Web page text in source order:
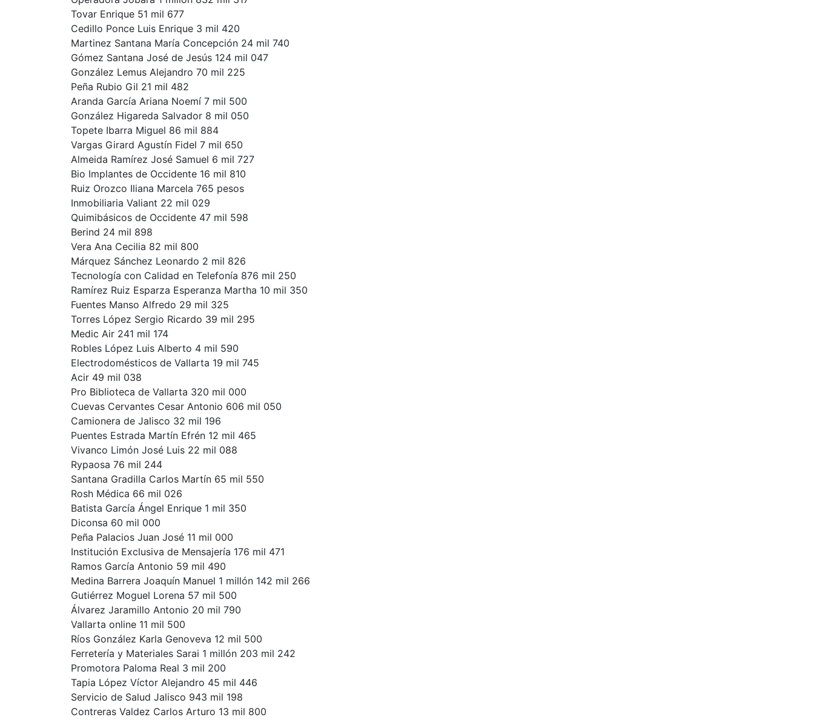
Tovar Enrique 51 mil 677
Cedillo Ponce Luis Enrique 3 mil 420
Martinez Santana María Concepción 24 mil 740
Gómez Santana José de Jesús 124 mil 047
González Lemus Alejandro 70 mil 225
Peña Rubio Gil 21 mil 482
Aranda García Ariana Noemí 7 mil 500
González Higareda Salvador 8 mil 050
Topete Ibarra Miguel 86 mil 884
Vargas Girard Agustín Fidel 7 mil 650
Almeida Ramírez José Samuel 6 mil 727
Bio Implantes de Occidente 16 mil 810
Ruiz Orozco Iliana Marcela 765 pesos
Inmobiliaria Valiant 22 mil 029
Quimibásicos de Occidente 47 mil 598
Berind 24 mil 898
Vera Ana Cecilia 82 mil 800
Márquez Sánchez Leonardo 2 mil 826
Tecnología con Calidad en Telefonía 876 mil 250
Ramírez Ruiz Esparza Esperanza Martha 10 mil 350
Fuentes Manso Alfredo 29 mil 325
Torres López Sergio Ricardo 39 mil 295
Medic Air 241 mil 174
Robles López Luis Alberto 4 mil 590
Electrodomésticos de Vallarta 19 mil 745
Acir 49 mil 038
Pro Biblioteca de Vallarta 320 mil 000
Cuevas Cervantes Cesar Antonio 606 mil 050
Camionera de Jalisco 32 mil 196
Puentes Estrada Martín Efrén 12 mil 465
Vivanco Limón José Luis 22 mil 088
Rypaosa 76 mil 244
Santana Gradilla Carlos Martín 65 mil 550
Rosh Médica 66 mil 026
Batista García Ángel Enrique 1 mil 350
Diconsa 60 mil 000
Peña Palacios Juan José 11 mil 000
Institución Exclusiva de Mensajería 176 mil 471
Ramos García Antonio 59 mil 490
Medina Barrera Joaquín Manuel 1 millón 142 mil 266
Gutiérrez Moguel Lorena 57 mil 500
Álvarez Jaramillo Antonio 20 mil 790
Vallarta online 11 mil 500
Ríos González Karla Genoveva 12 mil 500
Ferretería y Materiales Sarai 1 millón 203 mil 242
Promotora Paloma Real 3 mil 200
Tapia López Víctor Alejandro 45 mil 446
Servicio de Salud Jalisco 943 mil 198
Contreras Valdez Carlos Arturo 13 mil 800